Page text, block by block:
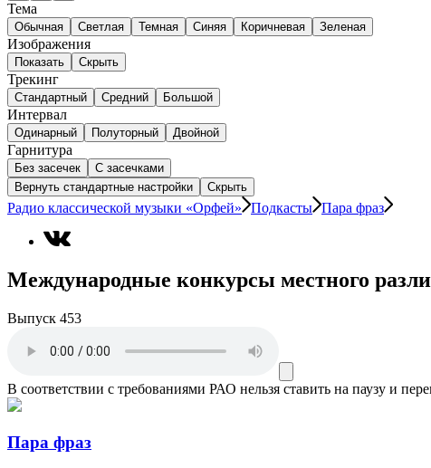
Тема
Обычная Светлая Темная Синяя Коричневая Зеленая
Изображения
Показать Скрыть
Трекинг
Стандартный Средний Большой
Интервал
Одинарный Полуторный Двойной
Гарнитура
Без засечек
С засечками
Вернуть стандартные настройки
Скрыть
Радио классической музыки «Орфей» Подкасты Пара фраз
Международные конкурсы местного
Выпуск 453
В соответствии с требованиями РАО нельзя ставить на паузу и
Пара фраз